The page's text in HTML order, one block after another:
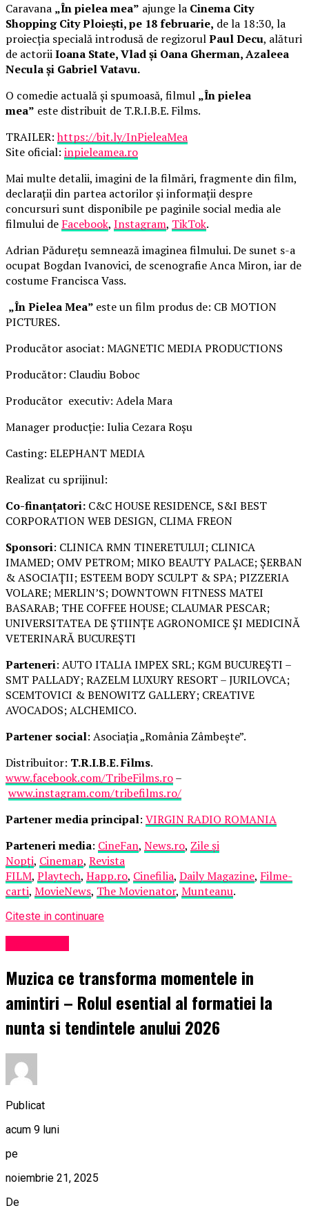
Caravana „În pielea mea” ajunge la Cinema City
Shopping City Ploiești, pe 18 februarie, de la 18:30, la
proiecția specială introdusă de regizorulPaul Decu, alături
de actoriiIoana State, Vlad și Oana Gherman, Azaleea
Necula și Gabriel Vatavu.
O comedie actuală și spumoasă, filmul „În pielea
mea” este distribuit de T.R.I.B.E. Films.
TRAILER:https://bit.ly/InPieleaMea
Site oficial: inpieleamea.ro
Mai multe detalii, imagini de la filmări, fragmente din film,
declarații din partea actorilor și informații despre
concursuri sunt disponibile pe paginile social media ale
filmului de Facebook, Instagram, TikTok.
Adrian Pădurețu semnează imaginea filmului. De sunet s-a
ocupat Bogdan Ivanovici, de scenografie Anca Miron, iar de
costume Francisca Vass.
„În Pielea Mea” este un film produs de: CB MOTION
PICTURES.
Producător asociat: MAGNETIC MEDIA PRODUCTIONS
Producător: Claudiu Boboc
Producător executiv: Adela Mara
Manager producție: Iulia Cezara Roșu
Casting: ELEPHANT MEDIA
Realizat cu sprijinul:
Co-finanțatori: C&C HOUSE RESIDENCE, S&I BEST
CORPORATION WEB DESIGN, CLIMA FREON
Sponsori: CLINICA RMN TINERETULUI; CLINICA
IMAMED; OMV PETROM; MIKO BEAUTY PALACE; ȘERBAN
& ASOCIAȚII; ESTEEM BODY SCULPT & SPA; PIZZERIA
VOLARE; MERLIN’S; DOWNTOWN FITNESS MATEI
BASARAB; THE COFFEE HOUSE; CLAUMAR PESCAR;
UNIVERSITATEA DE ȘTIINȚE AGRONOMICE ȘI MEDICINĂ
VETERINARĂ BUCUREȘTI
Parteneri: AUTO ITALIA IMPEX SRL; KGM BUCUREȘTI –
SMT PALLADY; RAZELM LUXURY RESORT – JURILOVCA;
SCEMTOVICI & BENOWITZ GALLERY; CREATIVE
AVOCADOS; ALCHEMICO.
Partener social: Asociația „România Zâmbește”.
Distribuitor: T.R.I.B.E. Films.
www.facebook.com/TribeFilms.ro–
www.instagram.com/tribefilms.ro/
Partener media principal: VIRGIN RADIO ROMANIA
Parteneri media: CineFan, News.ro, Zile și
Nopți, Cinemap, Revista
FILM, Playtech, Happ.ro, Cinefilia, Daily Magazine, Filme-
carti, MovieNews, The Movienator, Munteanu.
Citeste in continuare
Muzica ce transforma momentele in
amintiri – Rolul esential al formatiei la
nunta si tendintele anului 2026
Publicat
acum 9 luni
pe
noiembrie 21, 2025
De